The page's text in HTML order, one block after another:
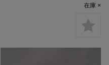
在庫 ×